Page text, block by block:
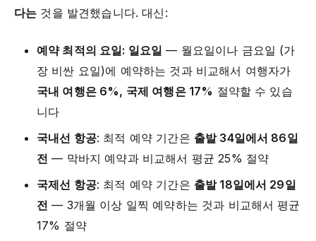
다는 것을 발견했습니다. 대신:
예약 최적의 요일: 일요일 — 월요일이나 금요일 (가
장 비싼 요일)에 예약하는 것과 비교해서 여행자가
국내 여행은 6%, 국제 여행은 17% 절약할 수 있습
니다
국내선 항공: 최적 예약 기간은 출발 34일에서 86일
전 — 막바지 예약과 비교해서 평균 25% 절약
국제선 항공: 최적 예약 기간은 출발 18일에서 29일
전 — 3개월 이상 일찍 예약하는 것과 비교해서 평균
17% 절약